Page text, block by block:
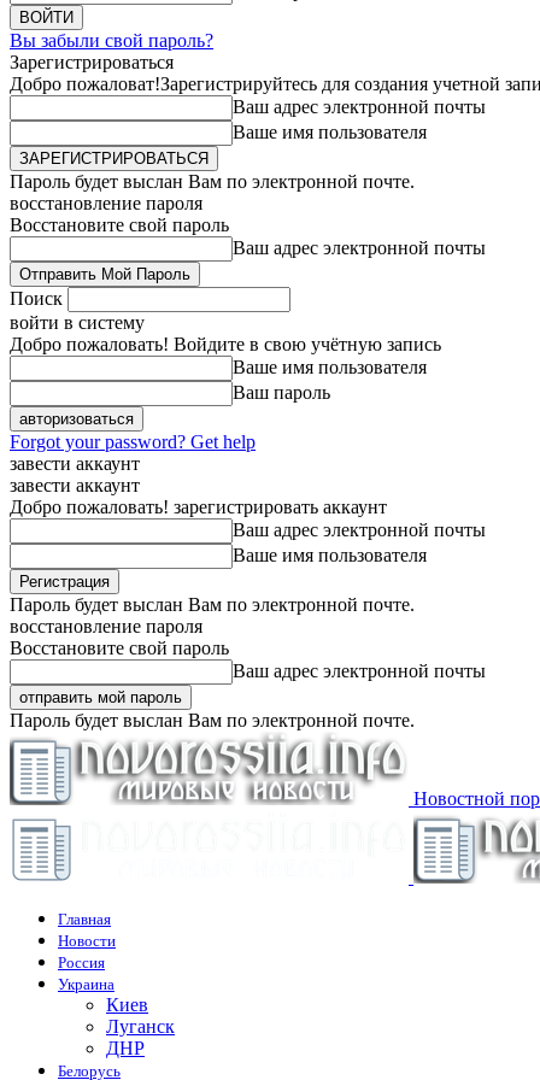
Вы забыли свой пароль?
Зарегистрироваться
Добро пожаловат!Зарегистрируйтесь для создания учетной
Ваш адрес электронной почты
Ваше имя пользователя
Пароль будет выслан Вам по электронной почте.
восстановление пароля
Восстановите свой пароль
Ваш адрес электронной почты
Поиск
войти в систему
Добро пожаловать! Войдите в свою учётную запись
Ваше имя пользователя
Ваш пароль
Forgot your password? Get help
завести аккаунт
завести аккаунт
Добро пожаловать! зарегистрировать аккаунт
Ваш адрес электронной почты
Ваше имя пользователя
Пароль будет выслан Вам по электронной почте.
восстановление пароля
Восстановите свой пароль
Ваш адрес электронной почты
Пароль будет выслан Вам по электронной почте.
Новостной
Главная
Новости
Россия
Украина
Киев
Луганск
ДНР
Белорусь